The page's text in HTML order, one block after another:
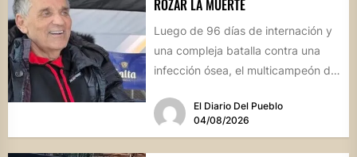
ROZAR LA MUERTE
Luego de 96 días de internación y
una compleja batalla contra una
infección ósea, el multicampeón de
El Diario Del Pueblo
04/08/2026